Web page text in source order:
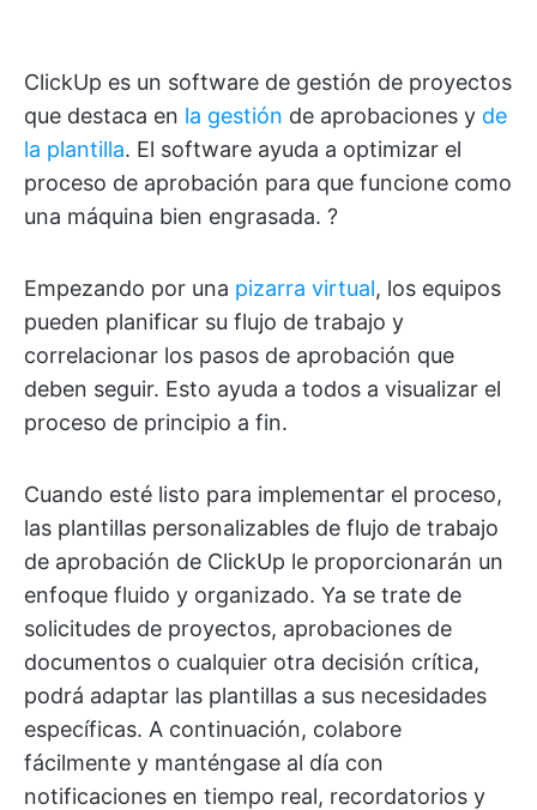
ClickUp es un software de gestión de proyectos
que destaca en la gestión de aprobaciones y de
la plantilla. El software ayuda a optimizar el
proceso de aprobación para que funcione como
una máquina bien engrasada. ?️
Empezando por una pizarra virtual, los equipos
pueden planificar su flujo de trabajo y
correlacionar los pasos de aprobación que
deben seguir. Esto ayuda a todos a visualizar el
proceso de principio a fin.
Cuando esté listo para implementar el proceso,
las plantillas personalizables de flujo de trabajo
de aprobación de ClickUp le proporcionarán un
enfoque fluido y organizado. Ya se trate de
solicitudes de proyectos, aprobaciones de
documentos o cualquier otra decisión crítica,
podrá adaptar las plantillas a sus necesidades
específicas. A continuación, colabore
fácilmente y manténgase al día con
notificaciones en tiempo real, recordatorios y